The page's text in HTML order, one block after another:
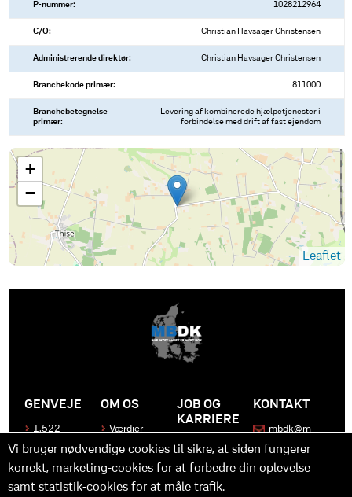
P-nummer: 1028212964
C/O: Christian Havsager Christensen
Administrerende direktør: Christian Havsager Christensen
Branchekode primær: 811000
Branchebetegnelse
primær:
Levering af kombinerede hjælpetjenester i
forbindelse med drift af fast ejendom
+
−
Leaflet
GENVEJE
1.522
Produkter
Kontakt
os
OM OS
Værdier
Historen
bag
MBDK
Hvad gør
JOB OG
KARRIERE
Bliv en del
af MBDK
Vores
team
KONTAKT
mbdk@m
Vi bruger nødvendige cookies til sikre, at siden fungerer
korrekt, marketing-cookies for at forbedre din oplevelse
samt statistik-cookies for at måle trafik.